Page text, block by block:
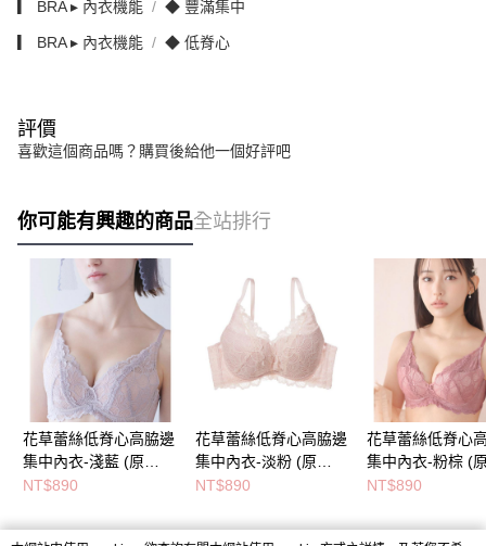
▎ BRA ▸ 內衣機能 ◆ 豐滿集中
▎ BRA ▸ 內衣機能 ◆ 低脊心
評價
喜歡這個商品嗎？購買後給他一個好評吧
你可能有興趣的商品全站排行
花草蕾絲低脊心高脇邊
集中內衣-淺藍 (原
GiRLS集中高脇邊蕾絲
NT$890
花草蕾絲低脊心高脇邊
集中內衣-淡粉 (原
GiRLS集中高脇邊蕾絲
NT$890
花草蕾絲低脊心
集中內衣-粉棕 (
GiRLS集中高脇
NT$890